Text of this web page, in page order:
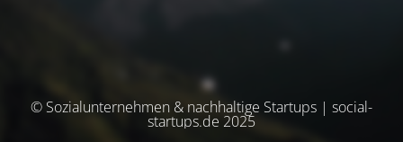
© Sozialunternehmen & nachhaltige Startups | social-
startups.de 2025